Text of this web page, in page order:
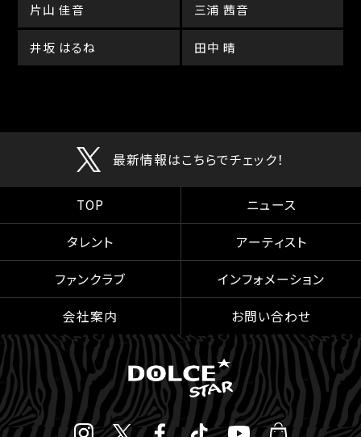
片山 佳音 三浦 茜音
井坂 はるね 田中 晴
最新情報はこちらでチェック！
TOP
ニュース
タレント
アーティスト
ファンクラブ
インフォメーション
会社案内
お問い合わせ